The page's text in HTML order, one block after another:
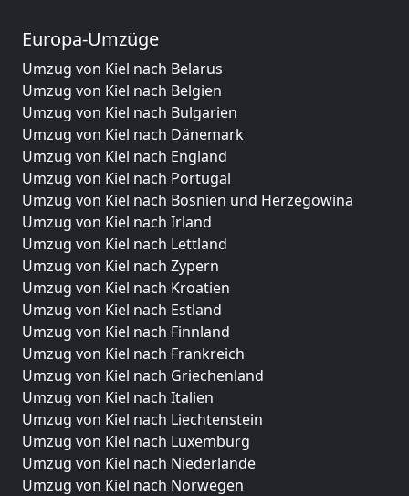
Europa-Umzüge
Umzug von Kiel nach Belarus
Umzug von Kiel nach Belgien
Umzug von Kiel nach Bulgarien
Umzug von Kiel nach Dänemark
Umzug von Kiel nach England
Umzug von Kiel nach Portugal
Umzug von Kiel nach Bosnien und Herzegowina
Umzug von Kiel nach Irland
Umzug von Kiel nach Lettland
Umzug von Kiel nach Zypern
Umzug von Kiel nach Kroatien
Umzug von Kiel nach Estland
Umzug von Kiel nach Finnland
Umzug von Kiel nach Frankreich
Umzug von Kiel nach Griechenland
Umzug von Kiel nach Italien
Umzug von Kiel nach Liechtenstein
Umzug von Kiel nach Luxemburg
Umzug von Kiel nach Niederlande
Umzug von Kiel nach Norwegen